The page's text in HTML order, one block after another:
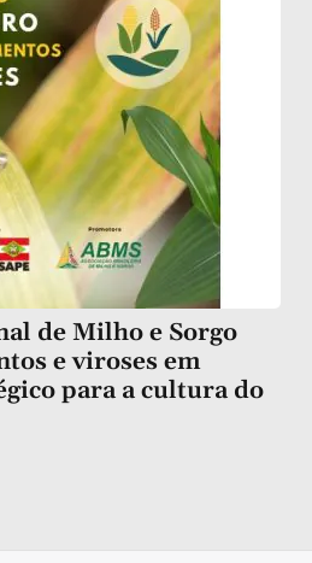
de Milho e Sorgo
e viroses em
para a cultura do